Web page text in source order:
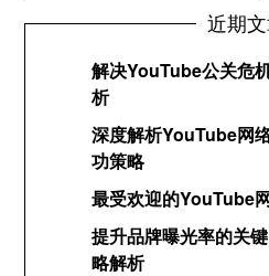
近期
解决YouTube公关危
析
深度解析YouTube网
功策略
最受欢迎的YouTube
提升品牌曝光率的关
略解析